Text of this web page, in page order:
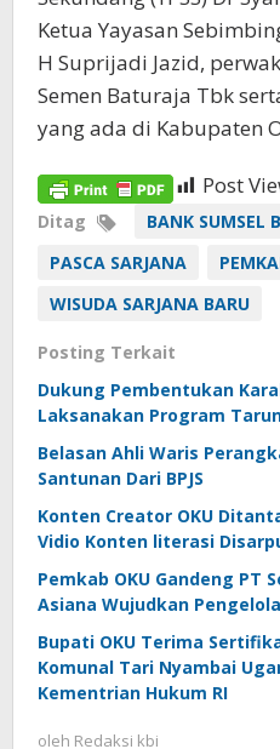
Ketua Yayasan
H Suprijadi Jazid,
Semen Baturaja Tbk
yang ada di Kabupaten
Post
Ditag BANK SUMSEL
PASCA SARJANA
WISUDA SARJANA BARU
Posting Terkait
Dukung Pembentukan
Laksanakan Program
Belasan Ahli Waris
Santunan Dari BPJS
Konten Creator OKU
Vidio Konten literasi
Pemkab OKU Gandeng PT
Asiana Wujudkan
Bupati OKU Terima
Komunal Tari Nyambai
Kementrian Hukum RI
oleh Redaksi kbi